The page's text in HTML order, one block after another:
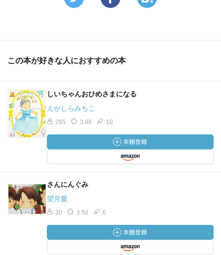
この本が好きな人におすすめの本
しいちゃんおひめさまになる
えがしらみちこ
285 3.88 10
さんにんぐみ
望月愛
30 3.50 6